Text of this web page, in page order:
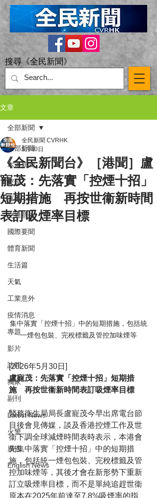
搜尋《全民新聞》
文章
全部新聞
本港新聞
突發
直播 Live
交通意外
國際要聞
體育新聞
生活篇
天氣
工業意外
疫情消息
專題
影片
訪問
獨家
副刊
Latest News
火警
廣告
English News
全部新聞
《全民新聞台》［港聞］盧
寵茂：先落實「控煙十招」
短期措施 再按世衞新時間
表訂吸煙率目標
全民新聞 CVRHK
5月30日
集中落實「控煙十招」中的短期措施，包括統
一煙包包裝、完稅標籤及管控加味煙等
[2026年5月30日]
盧寵茂：先落實「控煙十招」短期措
施　再按世衞新時間表訂吸煙率目標
醫務衞生局局長盧寵茂今早出席電台節
目後會見傳媒，談及香港控煙工作及世
衞下調全球減煙時間表時表示，本港會
先集中落實「控煙十招」中的短期措
施，包括統一煙包包裝、完稅標籤及管
控加味煙等，其後才會在新形勢下重新
訂立吸煙率目標，而不是單純追趕世衞
原本在2025年前達至7.8%吸煙率的指